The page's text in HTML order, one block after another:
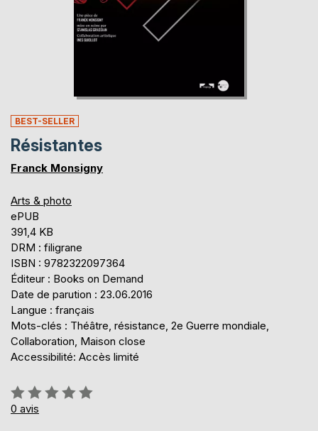
BEST-SELLER
Résistantes
Franck Monsigny
Arts & photo
ePUB
391,4 KB
DRM : filigrane
ISBN : 9782322097364
Éditeur : Books on Demand
Date de parution : 23.06.2016
Langue : français
Mots-clés : Théâtre, résistance, 2e Guerre mondiale,
Collaboration, Maison close
Accessibilité: Accès limité
Évaluation:
0%
0 avis